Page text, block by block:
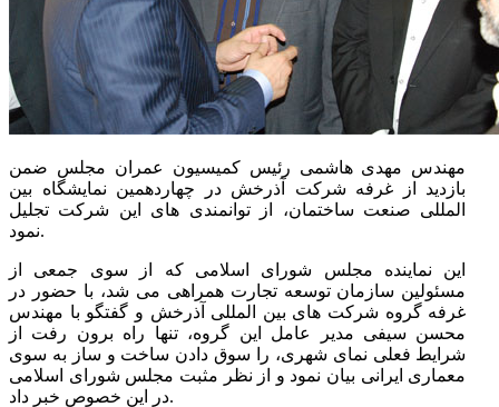
مهندس مهدی هاشمی رئیس کمیسیون عمران مجلس ضمن
بازدید از غرفه شرکت آذرخش در چهاردهمین نمایشگاه بین
المللی صنعت ساختمان، از توانمندی های این شرکت تجلیل
نمود.
این نماینده مجلس شورای اسلامی که از سوی جمعی از
مسئولین سازمان توسعه تجارت همراهی می شد، با حضور در
غرفه گروه شرکت های بین المللی آذرخش و گفتگو با مهندس
محسن سیفی مدیر عامل این گروه، تنها راه برون رفت از
شرایط فعلی نمای شهری، را سوق دادن ساخت و ساز به سوی
معماری ایرانی بیان نمود و از نظر مثبت مجلس شورای اسلامی
در این خصوص خبر داد.